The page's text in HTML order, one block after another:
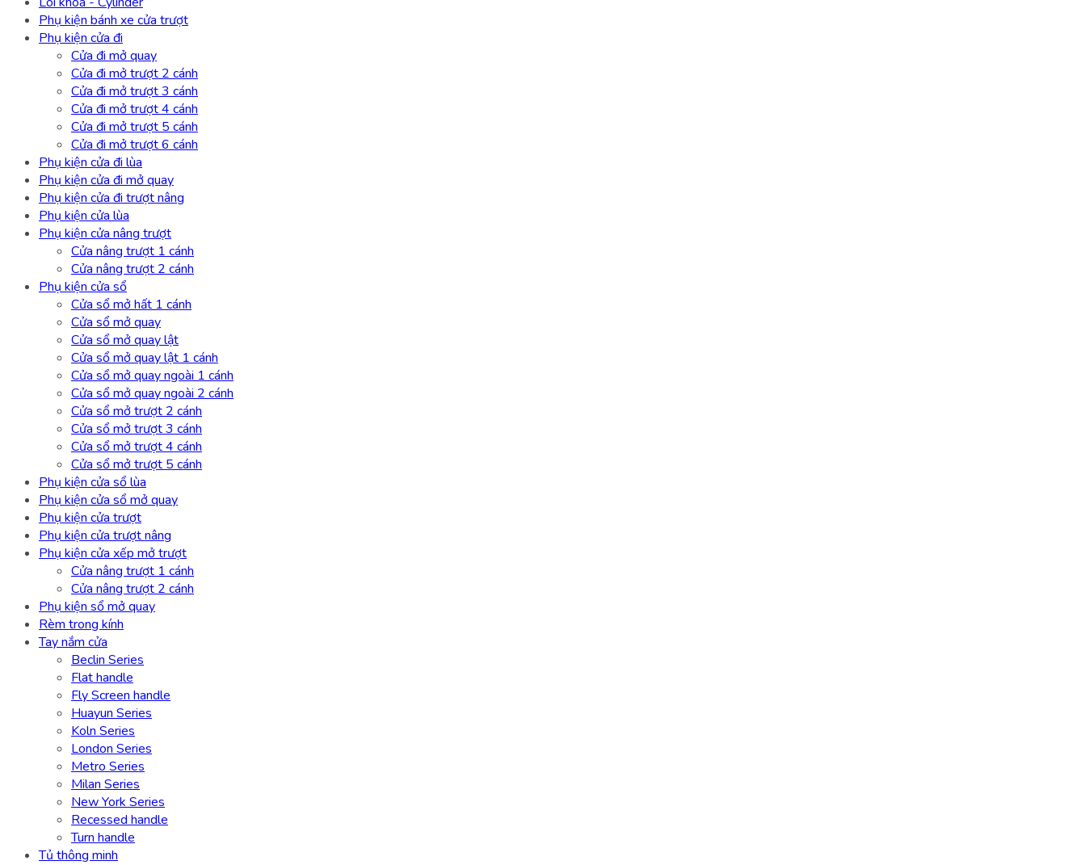
Phụ kiện bánh xe cửa trượt
Phụ kiện cửa đi
Cửa đi mở quay
Cửa đi mở trượt 2 cánh
Cửa đi mở trượt 3 cánh
Cửa đi mở trượt 4 cánh
Cửa đi mở trượt 5 cánh
Cửa đi mở trượt 6 cánh
Phụ kiện cửa đi lùa
Phụ kiện cửa đi mở quay
Phụ kiện cửa đi trượt nâng
Phụ kiện cửa lùa
Phụ kiện cửa nâng trượt
Cửa nâng trượt 1 cánh
Cửa nâng trượt 2 cánh
Phụ kiện cửa sổ
Cửa sổ mở hất 1 cánh
Cửa sổ mở quay
Cửa sổ mở quay lật
Cửa sổ mở quay lật 1 cánh
Cửa sổ mở quay ngoài 1 cánh
Cửa sổ mở quay ngoài 2 cánh
Cửa sổ mở trượt 2 cánh
Cửa sổ mở trượt 3 cánh
Cửa sổ mở trượt 4 cánh
Cửa sổ mở trượt 5 cánh
Phụ kiện cửa sổ lùa
Phụ kiện cửa sổ mở quay
Phụ kiện cửa trượt
Phụ kiện cửa trượt nâng
Phụ kiện cửa xếp mở trượt
Cửa nâng trượt 1 cánh
Cửa nâng trượt 2 cánh
Phụ kiện sổ mở quay
Rèm trong kính
Tay nắm cửa
Beclin Series
Flat handle
Fly Screen handle
Huayun Series
Koln Series
London Series
Metro Series
Milan Series
New York Series
Recessed handle
Turn handle
Tủ thông minh